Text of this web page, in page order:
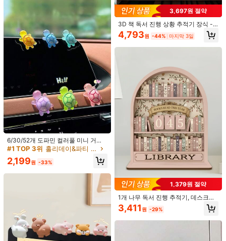
3.00 (1) 더 보기
b***5 스타일 유형: 화분에 심은 식물 / 색: 수선화 1개
It’ssupercutebutmyitemarrived
packaging
hopefully Ican
도움이 됨
제품 세부 정보
소재:
ABS
스타일 유형:
장소:
홈
4.85 1.1K 팔로워
4.85 1.1K 팔로워
10시간 전
1.1K 팔로워
9.1K 재구매
팔로잉 모든 항목
6/30/52개 도파민 컬러풀 미니 거북
이, 멀티 씬 DIY 액세서리, 카툰 디자
인 야광, 휴대폰 케이스, 네일 아트, 자
동차 장식, 데스크탑, 마이크로 랜드스
합, 휴일 선물, 파티 선물, 좋은 의미의
작은 선물로 완벽, 사계절 사용 가능
#1 TOP 3위 홀리데이&파티 장식 공예
2,199원 -33%
3,697원 절약
3D 책 독서 진행 상황 추적기 장식 -
독서 목표 및 진행 상황 표시, 책 애호
가 문학 액세서리, 도서관 또는 교실
기능적 전시에 적합, 독자, 교사, 작가
4,793원 -44% 마지막 3일
1,379원 절약
1개 나무 독서 진행 추적기, 데스크탑
장식, 재미있는 달력, 목공예, 걸이 장
식, 책장 장식, 맞춤 선물, 독서 진행 추
적기, 연간 독서 카운터, 도서관 장식,
독서 진행 선물, 책 애호가 선물, 문학
3,411 원 -29%